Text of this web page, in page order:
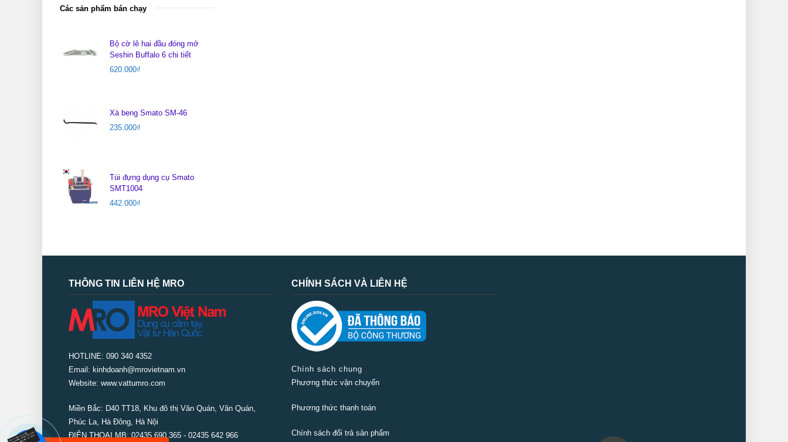
Các sản phẩm bán chạy
Bộ cờ lê hai đầu đóng mở
Seshin Buffalo 6 chi tiết
620.000₫
Xà beng Smato SM-46
235.000₫
Túi đựng dụng cụ Smato
SMT1004
442.000₫
THÔNG TIN LIÊN HỆ MRO
HOTLINE: 090 340 4352
Email: kinhdoanh@mrovietnam.vn
Website: www.vattumro.com
Miền Bắc: D40 TT18, Khu đô thị Văn Quán, Văn Quán,
Phúc La, Hà Đông, Hà Nội
ĐIỆN THOẠI MB: 02435 690 365 - 02435 642 966
CHÍNH SÁCH VÀ LIÊN HỆ
Chính sách chung
Phương thức vận chuyển
Phương thức thanh toán
Chính sách đổi trả sản phẩm